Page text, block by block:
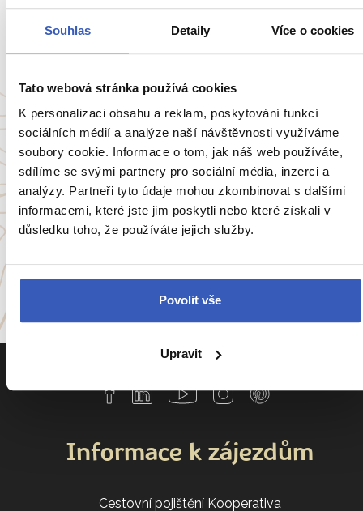
Souhlas Detaily Více o cookies
Tato webová stránka používá cookies
K personalizaci obsahu a reklam, poskytování funkcí
sociálních médií a analýze naší návštěvnosti využíváme
soubory cookie. Informace o tom, jak náš web používáte,
sdílíme se svými partnery pro sociální média, inzerci a
analýzy. Partneři tyto údaje mohou zkombinovat s dalšími
informacemi, které jste jim poskytli nebo které získali v
důsledku toho, že používáte jejich služby.
Povolit vše
Upravit
Ukaž všech 78 průvodců
Oblíbené cíle
Anglie Belgie Francie Irsko
Itálie Portugalsko
a54 dalších koutů světa
Informace k zájezdům
Cestovní pojištění Kooperativa